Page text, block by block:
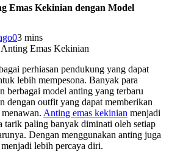
Emas Kekinian dengan Model
03 mins
Anting Emas Kekinian
perhiasan pendukung yang dapat
lebih mempesona. Banyak para
berbagai model anting yang terbaru
dengan outfit yang dapat memberikan
Anting emas kekinian menjadi
tarik paling banyak diminati oleh setiap
Dengan menggunakan anting juga
lebih percaya diri.